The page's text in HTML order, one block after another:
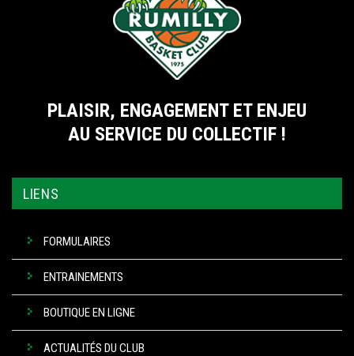
PLAISIR, ENGAGEMENT ET ENJEU
AU SERVICE DU COLLECTIF !
LIENS
FORMULAIRES
ENTRAINEMENTS
BOUTIQUE EN LIGNE
ACTUALITÉS DU CLUB